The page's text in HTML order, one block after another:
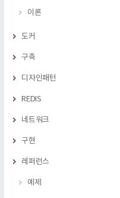
이론
도커
구축
디자인패턴
REDIS
네트워크
구현
레퍼런스
예제